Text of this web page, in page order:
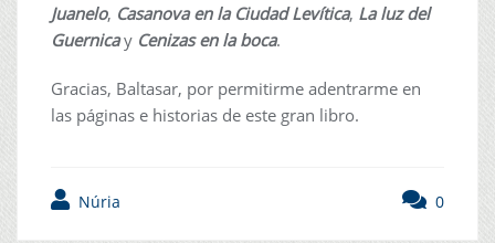
Juanelo, Casanova en la Ciudad Levítica, La luz del
Guernicay Cenizas en la boca.
Gracias, Baltasar, por permitirme adentrarme en
las páginas e historias de este gran libro.
Núria 0